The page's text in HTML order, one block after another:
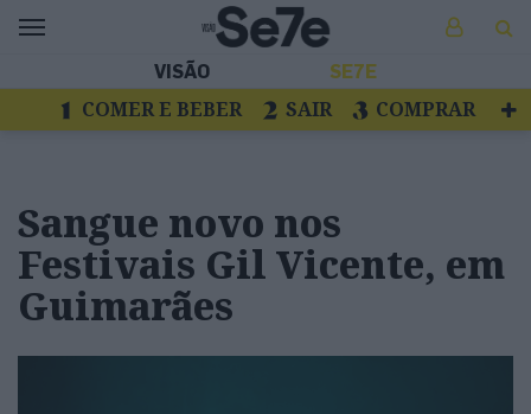
VISÃO SE7E
COMER E BEBER SAIR
COMPRAR
Sangue novo nos
Festivais Gil Vicente, em
Guimarães